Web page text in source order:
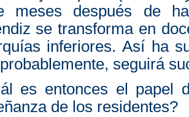
meses después de
se transforma en
inferiores. Así ha
seguirá
es entonces el papel
de los residentes?